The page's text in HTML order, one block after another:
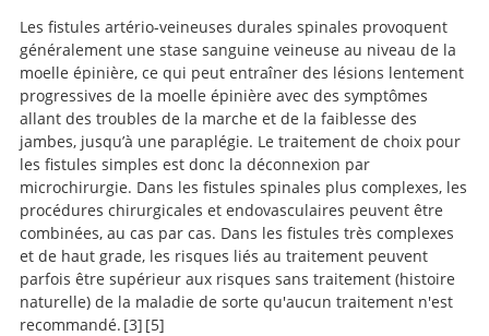
Intracranial Dural
Arteriovenous Fistulae.
Les fistules artério-veineuses durales spinales provoquent
généralement une stase sanguine veineuse au niveau de la
moelle épinière, ce qui peut entraîner des lésions lentement
progressives de la moelle épinière avec des symptômes
allant des troubles de la marche et de la faiblesse des
jambes, jusqu’à une paraplégie. Le traitement de choix pour
les fistules simples est donc la déconnexion par
microchirurgie. Dans les fistules spinales plus complexes, les
procédures chirurgicales et endovasculaires peuvent être
combinées, au cas par cas. Dans les fistules très complexes
et de haut grade, les risques liés au traitement peuvent
parfois être supérieur aux risques sans traitement (histoire
naturelle) de la maladie de sorte qu'aucun traitement n'est
recommandé. 3
5